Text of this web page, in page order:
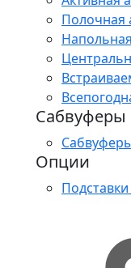
Полочная
Сабвуферы
Опции